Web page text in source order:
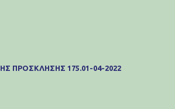
ΠΡΌΣΚΛΗΣΗΣ 175.01-04-2022